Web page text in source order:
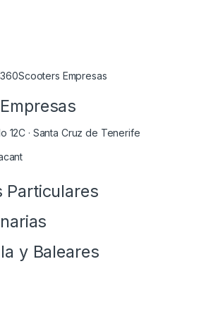
12C · Santa Cruz de Tenerife
Particulares
y Baleares